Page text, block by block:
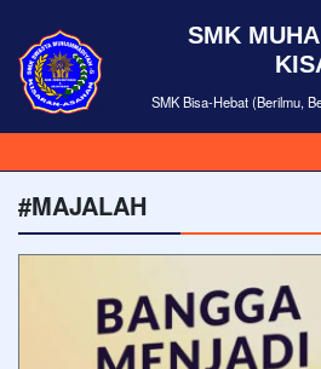
SMK
SMK Bisa-Hebat (Berilmu,
#MAJALAH